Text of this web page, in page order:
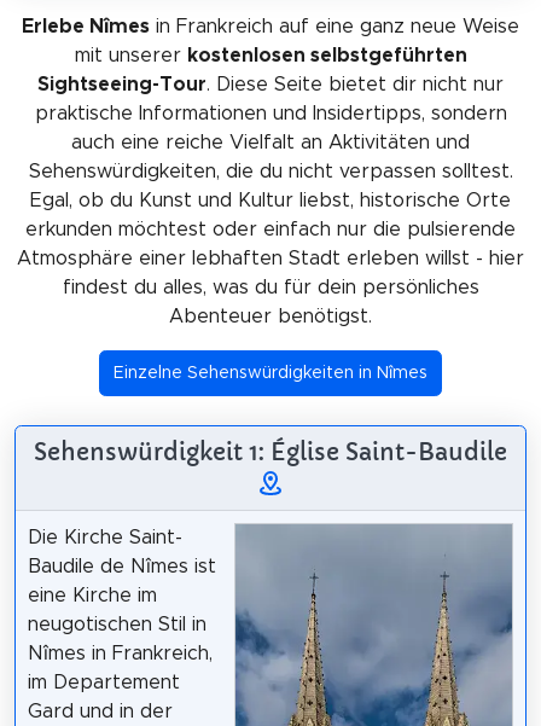
Erlebe Nîmes in Frankreich auf eine ganz neue Weise
mit unserer kostenlosen selbstgeführten
Sightseeing-Tour. Diese Seite bietet dir nicht nur
praktische Informationen und Insidertipps, sondern
auch eine reiche Vielfalt an Aktivitäten und
Sehenswürdigkeiten, die du nicht verpassen solltest.
Egal, ob du Kunst und Kultur liebst, historische Orte
erkunden möchtest oder einfach nur die pulsierende
Atmosphäre einer lebhaften Stadt erleben willst - hier
findest du alles, was du für dein persönliches
Abenteuer benötigst.
Einzelne Sehenswürdigkeiten in Nîmes
Sehenswürdigkeit 1: Église Saint-Baudile
Die Kirche Saint-
Baudile de Nîmes ist
eine Kirche im
neugotischen Stil in
Nîmes in Frankreich,
im Departement
Gard und in der